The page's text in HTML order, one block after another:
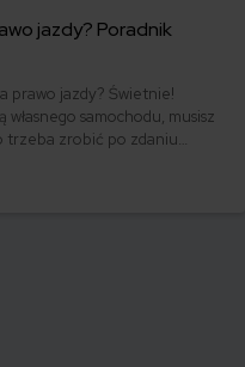
jazdy? Poradnik
prawo jazdy? Świetnie!
samochodu, musisz
trzeba zrobić po zdaniu
i będziesz mógł prowadzić